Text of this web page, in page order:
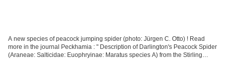
A new species of peacock jumping spider (photo: Jürgen C. Otto) ! Read
more in the journal Peckhamia : " Description of Darlington's Peacock Spider
(Araneae: Salticidae: Euophryinae: Maratus species A) from the Stirling